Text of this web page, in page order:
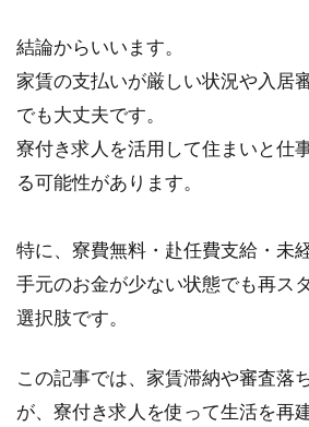
結論からいいます。
家賃の支払いが厳しい状況や入居
でも大丈夫です。
寮付き求人を活用して住まいと仕
る可能性があります。
特に、寮費無料・赴任費支給・未
手元のお金が少ない状態でも再ス
選択肢です。
この記事では、家賃滞納や審査落
が、寮付き求人を使って生活を再